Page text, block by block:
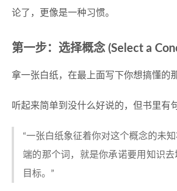
论了，更像是一种习惯。
第一步：选择概念 (Select a
拿一张白纸，在最上面写下你想搞懂的
听起来简单到没什么好说的，但书里有
“一张白纸象征着你对这个概念的未
端的那个词，就是你承诺要用知识
目标。”